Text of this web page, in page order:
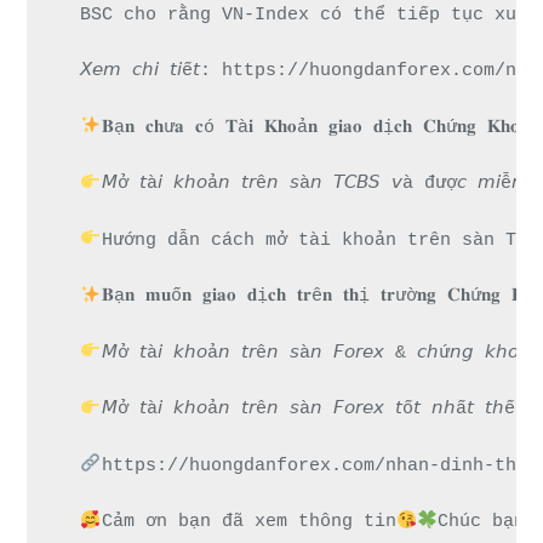
BSC cho rằng VN-Index có thể tiếp tục
𝘟𝘦𝘮 𝘤𝘩𝘪 𝘵𝘪ế𝘵: https://huongdanforex.com/
𝐁ạ𝐧 𝐜𝐡ư𝐚 𝐜ó 𝐓à𝐢 𝐊𝐡𝐨ả𝐧 𝐠𝐢𝐚𝐨 𝐝ị𝐜𝐡 𝐂𝐡ứ𝐧𝐠
𝘔ở 𝘵à𝘪 𝘬𝘩𝘰ả𝘯 𝘵𝘳ê𝘯 𝘴à𝘯 𝘛𝘊𝘉𝘚 𝘷à đượ𝘤
Hướng dẫn cách mở tài khoản trên sàn
𝐁ạ𝐧 𝐦𝐮ố𝐧 𝐠𝐢𝐚𝐨 𝐝ị𝐜𝐡 𝐭𝐫ê𝐧 𝐭𝐡ị 𝐭𝐫ườ𝐧𝐠 𝐂𝐡ứ𝐧𝐠
𝘔ở 𝘵à𝘪 𝘬𝘩𝘰ả𝘯 𝘵𝘳ê𝘯 𝘴à𝘯 𝘍𝘰𝘳𝘦𝘹 & 𝘤𝘩ứ𝘯𝘨
𝘔ở 𝘵à𝘪 𝘬𝘩𝘰ả𝘯 𝘵𝘳ê𝘯 𝘴à𝘯 𝘍𝘰𝘳𝘦𝘹 𝘵ố𝘵 𝘯𝘩ấ𝘵
https://huongdanforex.com/nhan-dinh-thi-
Cảm ơn bạn đã xem thông tin Chúc